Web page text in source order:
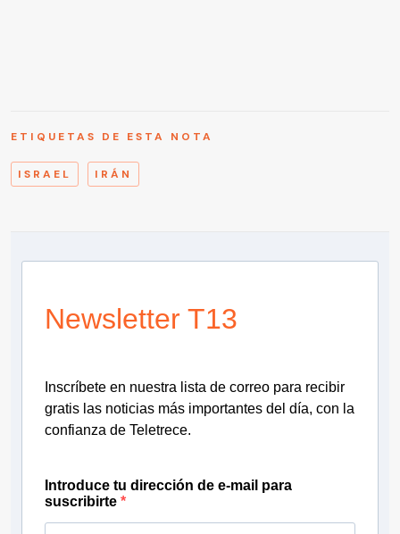
ETIQUETAS DE ESTA NOTA
ISRAEL IRÁN
Newsletter T13
Inscríbete en nuestra lista de correo para recibir
gratis las noticias más importantes del día, con la
confianza de Teletrece.
Introduce tu dirección de e-mail para
suscribirte